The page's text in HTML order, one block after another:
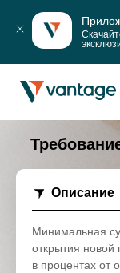
Описание
Минимальная
открытия
в процентах от